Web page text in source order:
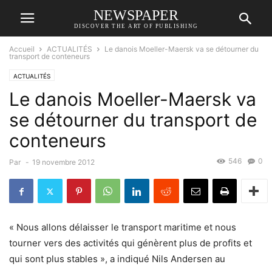
NEWSPAPER
DISCOVER THE ART OF PUBLISHING
Accueil ACTUALITÉS
Le danois Moeller-Maersk va se détourner du
transport de conteneurs
ACTUALITÉS
Le danois Moeller-Maersk va
se détourner du transport de
conteneurs
Par - 19 novembre 2012 0
546
« Nous allons délaisser le transport maritime et nous
tourner vers des activités qui génèrent plus de profits et
qui sont plus stables », a indiqué Nils Andersen au